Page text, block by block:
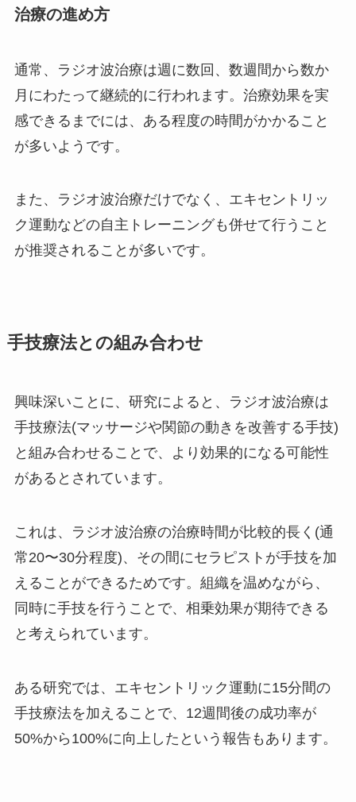
治療の進め方
通常、ラジオ波治療は週に数回、数週間から数か
月にわたって継続的に行われます。治療効果を実
感できるまでには、ある程度の時間がかかること
が多いようです。
また、ラジオ波治療だけでなく、エキセントリッ
ク運動などの自主トレーニングも併せて行うこと
が推奨されることが多いです。
手技療法との組み合わせ
興味深いことに、研究によると、ラジオ波治療は
手技療法(マッサージや関節の動きを改善する手技)
と組み合わせることで、より効果的になる可能性
があるとされています。
これは、ラジオ波治療の治療時間が比較的長く(通
常20〜30分程度)、その間にセラピストが手技を加
えることができるためです。組織を温めながら、
同時に手技を行うことで、相乗効果が期待できる
と考えられています。
ある研究では、エキセントリック運動に15分間の
手技療法を加えることで、12週間後の成功率が
50%から100%に向上したという報告もあります。